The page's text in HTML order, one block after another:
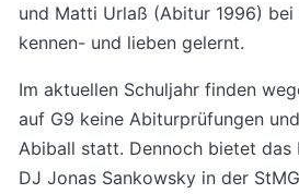
und Matti Urlaß (Abitur 1996)
kennen- und lieben gelernt.
Im aktuellen Schuljahr finden
auf G9 keine Abiturprüfungen
Abiball statt. Dennoch bietet das
DJ Jonas Sankowsky in der